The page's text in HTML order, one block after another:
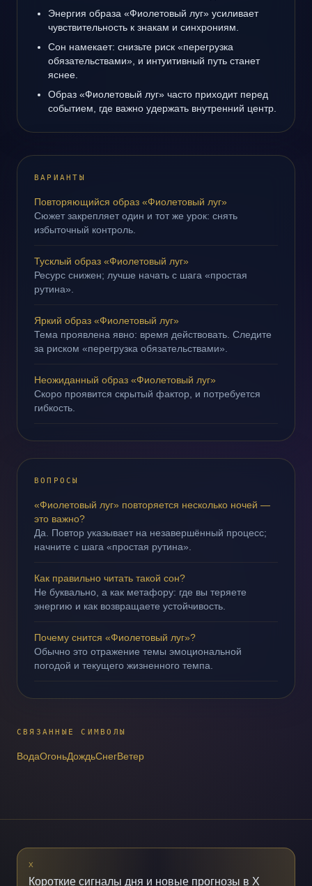
Энергия образа «Фиолетовый луг» усиливает
чувствительность к знакам и синхрониям.
Сон намекает: снизьте риск «перегрузка
обязательствами», и интуитивный путь станет
яснее.
Образ «Фиолетовый луг» часто приходит перед
событием, где важно удержать внутренний центр.
ВАРИАНТЫ
Повторяющийся образ «Фиолетовый луг»
Сюжет закрепляет один и тот же урок: снять
избыточный контроль.
Тусклый образ «Фиолетовый луг»
Ресурс снижен; лучше начать с шага «простая
рутина».
Яркий образ «Фиолетовый луг»
Тема проявлена явно: время действовать. Следите
за риском «перегрузка обязательствами».
Неожиданный образ «Фиолетовый луг»
Скоро проявится скрытый фактор, и потребуется
гибкость.
ВОПРОСЫ
«Фиолетовый луг» повторяется несколько ночей —
это важно?
Да. Повтор указывает на незавершённый процесс;
начните с шага «простая рутина».
Как правильно читать такой сон?
Не буквально, а как метафору: где вы теряете
энергию и как возвращаете устойчивость.
Почему снится «Фиолетовый луг»?
Обычно это отражение темы эмоциональной
погодой и текущего жизненного темпа.
СВЯЗАННЫЕ СИМВОЛЫ
ВодаОгоньДождьСнегВетер
X
Короткие сигналы дня и новые прогнозы в X